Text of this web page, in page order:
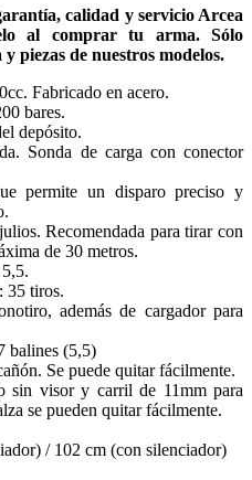
calidad y servicio Arcea
al comprar tu arma. Sólo
piezas de nuestros modelos.
Fabricado en acero.
bares.
depósito.
Sonda de carga con conector
permite un disparo preciso y
Recomendada para tirar con
de 30 metros.
35 tiros.
además de cargador para
balines (5,5)
Se puede quitar fácilmente.
sin visor y carril de 11mm para
se pueden quitar fácilmente.
/ 102 cm (con silenciador)